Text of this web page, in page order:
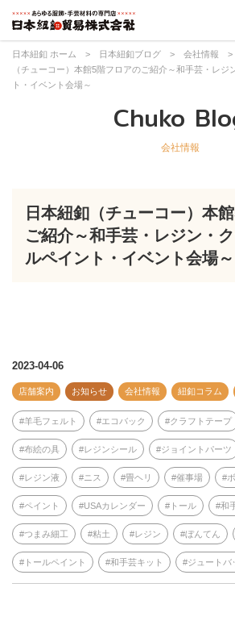
日本紐釦 ホーム > 日本紐釦ブログ > 会社情報 >
（チューコー）本館5階フロアのご紹介～和手芸・レジ
ト・イベント会場～
Chuko
会社情報
日本紐釦（チューコー）本
ご紹介～和手芸・レジン・
ルペイント・イベント会場～
2023-04-06
店舗案内 お知らせ 会社情報 紐釦コラム
羊毛フェルト エコバック クラフトテープ
布絵の具 レジンシール ジョイントパーツ
レジン液 ニス 畳ヘリ 催事場
ペイント USAカレンダー トール 和
つまみ細工 粘土 レジン ぼんてん
トールペイント 和手芸キット ジュートバ